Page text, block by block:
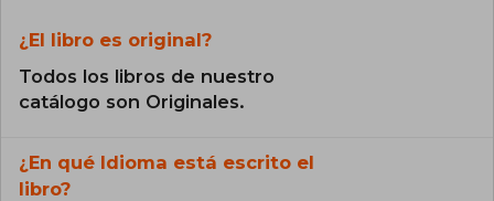
¿El libro es original?
Todos los libros de nuestro
catálogo son Originales.
¿En qué Idioma está escrito el
libro?